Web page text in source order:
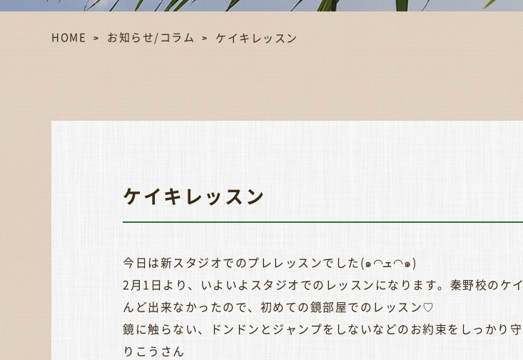
HOME お知らせ/コラム ケイキレッスン
ケイキレッスン
今日は新スタジオでのプレレッスンでした(๑◠ܫ◠๑)
2月1日より、いよいよスタジオでのレッスンになります。秦野校のケ
んど出来なかったので、初めての鏡部屋でのレッスン♡
鏡に触らない、ドンドンとジャンプをしないなどのお約束をしっかり
りこうさん